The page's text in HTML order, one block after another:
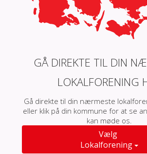
GÅ DIREKTE TIL DIN
LOKALFORENING
Gå direkte til din nærmeste
eller klik på din kommune for at se
kan møde os.
Vælg
Lokalforening